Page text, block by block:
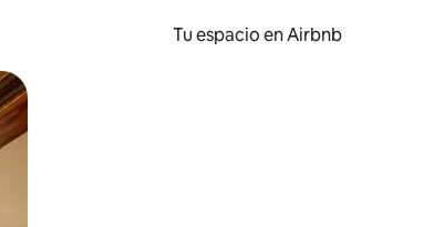
Tu espacio en Airbnb